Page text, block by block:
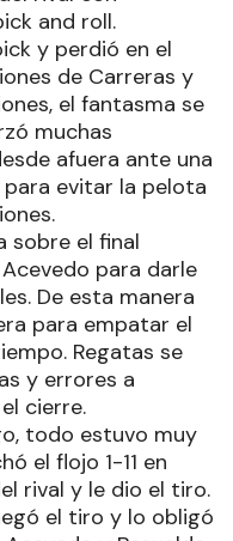
and roll.
y perdió en el
de Carreras y
el fantasma se
muchas
afuera ante una
para evitar la pelota
sobre el final
para darle
De esta manera
para empatar el
Regatas se
y errores a
cierre.
todo estuvo muy
el flojo 1-11 en
rival y le dio el tiro.
el tiro y lo obligó